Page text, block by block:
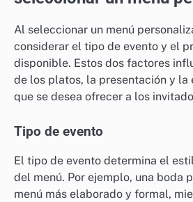
Al seleccionar un menú
considerar el tipo de evento y el
disponible. Estos dos factores
de los platos, la presentación y la
que se desea ofrecer a los
Tipo de evento
El tipo de evento determina el
del menú. Por ejemplo, una boda
menú más elaborado y formal,